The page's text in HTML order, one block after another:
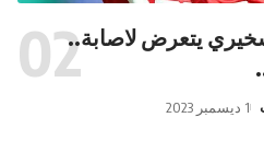
يتعرض لاصابة..
1 ديسمبر 2023